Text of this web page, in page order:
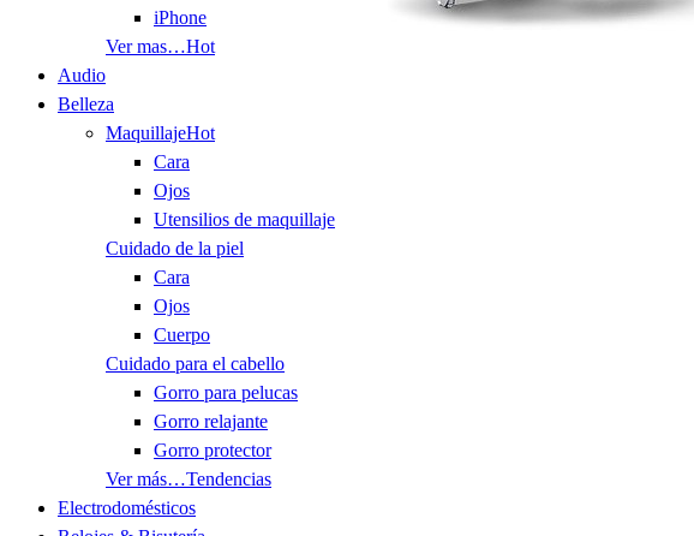
iPhone
Ver mas…Hot
Audio
Belleza
MaquillajeHot
Cara
Ojos
Utensilios de maquillaje
Cuidado de la piel
Cara
Ojos
Cuerpo
Cuidado para el cabello
Gorro para pelucas
Gorro relajante
Gorro protector
Ver más…Tendencias
Electrodomésticos